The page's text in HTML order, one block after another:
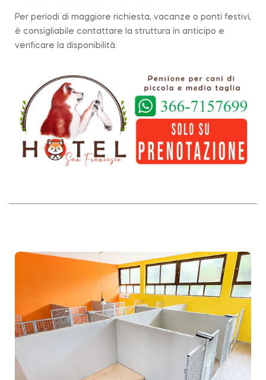
Per periodi di maggiore richiesta, vacanze o ponti festivi,
è consigliabile contattare la struttura in anticipo e
verificare la disponibilità.